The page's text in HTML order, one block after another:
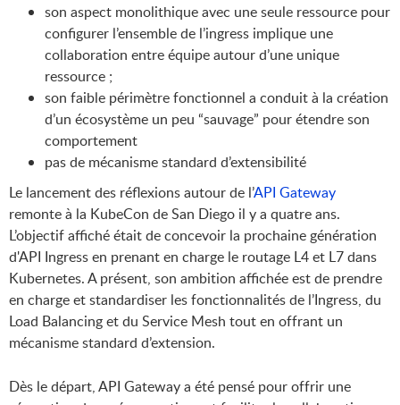
son aspect monolithique avec une seule ressource pour
configurer l’ensemble de l’ingress implique une
collaboration entre équipe autour d’une unique
ressource ;
son faible périmètre fonctionnel a conduit à la création
d’un écosystème un peu “sauvage” pour étendre son
comportement
pas de mécanisme standard d’extensibilité
Le lancement des réflexions autour de l’API Gateway
remonte à la KubeCon de San Diego il y a quatre ans.
L’objectif affiché était de concevoir la prochaine génération
d'API Ingress en prenant en charge le routage L4 et L7 dans
Kubernetes. A présent, son ambition affichée est de prendre
en charge et standardiser les fonctionnalités de l’Ingress, du
Load Balancing et du Service Mesh tout en offrant un
mécanisme standard d’extension.
Dès le départ, API Gateway a été pensé pour offrir une